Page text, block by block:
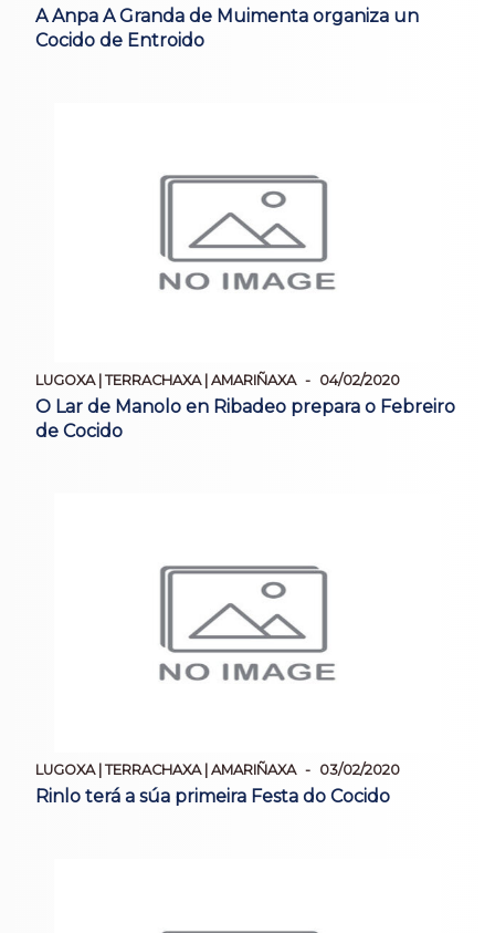
A Anpa A Granda de Muimenta organiza un
Cocido de Entroido
LUGOXA | TERRACHAXA | AMARIÑAXA 04/02/2020
O Lar de Manolo en Ribadeo prepara o Febreiro
de Cocido
LUGOXA | TERRACHAXA | AMARIÑAXA 03/02/2020
Rinlo terá a súa primeira Festa do Cocido